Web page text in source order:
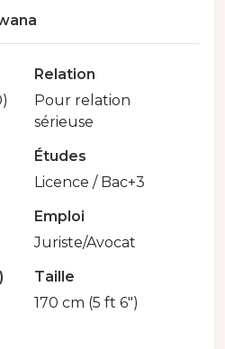
Relation
Pour relation
sérieuse
Études
Licence / Bac+3
Emploi
Juriste/Avocat
Taille
170 cm (5 ft 6")